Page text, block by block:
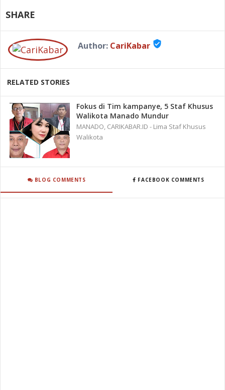
SHARE
Author: CariKabar verified_user
RELATED STORIES
Fokus di Tim kampanye, 5 Staf Khusus
Walikota Manado Mundur
MANADO, CARIKABAR.ID - Lima Staf Khusus
Walikota
BLOG COMMENTS FACEBOOK COMMENTS